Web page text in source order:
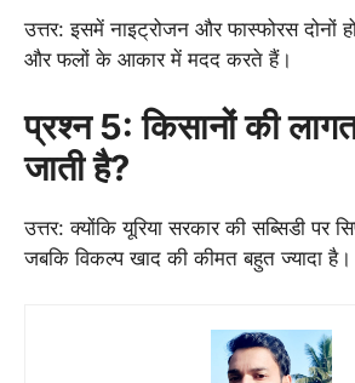
उत्तर: इसमें नाइट्रोजन और फास्फोरस दोनों
और फलों के आकार में मदद करते हैं।
प्रश्न 5: किसानों की
जाती है?
उत्तर: क्योंकि यूरिया सरकार की सब्सिडी पर
जबकि विकल्प खाद की कीमत बहुत ज्यादा है।